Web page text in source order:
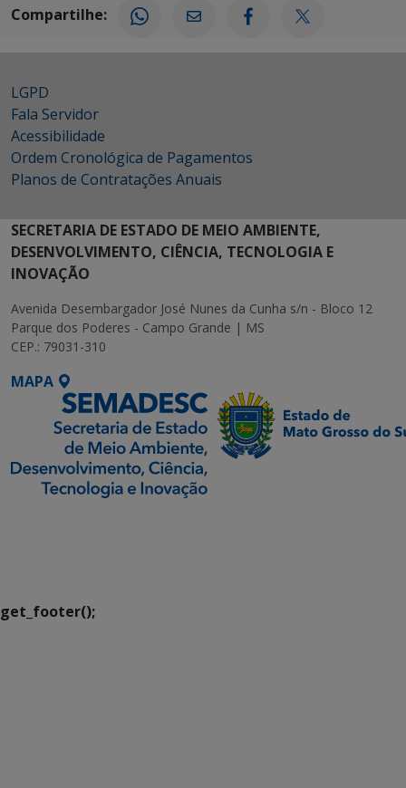
Compartilhe:
LGPD
Fala Servidor
Acessibilidade
Ordem Cronológica de Pagamentos
Planos de Contratações Anuais
SECRETARIA DE ESTADO DE MEIO AMBIENTE,
DESENVOLVIMENTO, CIÊNCIA, TECNOLOGIA E
INOVAÇÃO
Avenida Desembargador José Nunes da Cunha s/n - Bloco 12
Parque dos Poderes - Campo Grande | MS
CEP.: 79031-310
MAPA
get_footer();